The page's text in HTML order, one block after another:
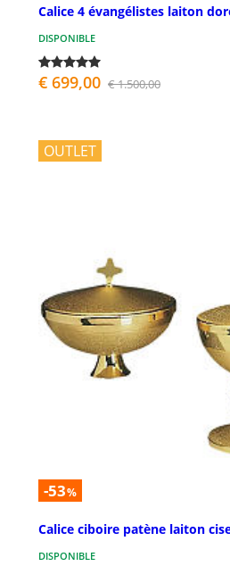
Calice 4 évangélistes laiton
DISPONIBLE
€ 699,00 € 1.500,00
OUTLET
-53%
Calice ciboire patène laiton
DISPONIBLE